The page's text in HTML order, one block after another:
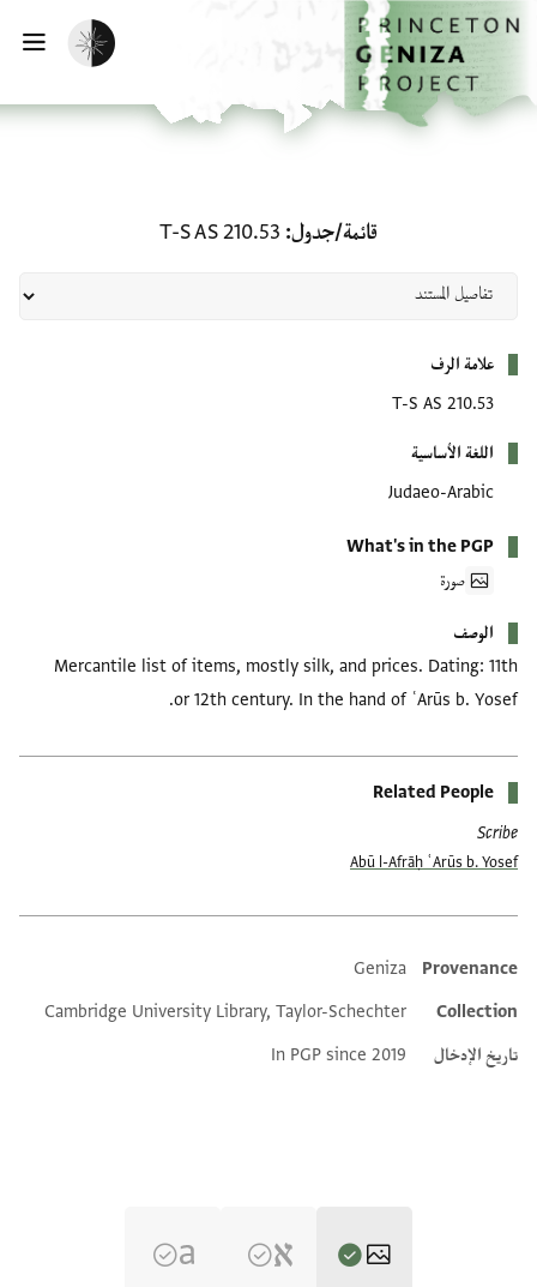
إلى المحتوى الرئيسي
الرئيسية
تفعيل الوضع المظلم
قائمة/جدول T-S AS 210.53
علامة الرف
T-S AS 210.53
اللغة الأساسية
Judaeo-Arabic
What's in the PGP
صورة
الوصف
Mercantile list of items, mostly silk, and prices. Dating: 11th
or 12th century. In the hand of ʿArūs b. Yosef.
Related People
Scribe
Abū l-Afrāḥ ʿArūs b. Yosef
Additional metadata
Provenance
Geniza
Collection
Cambridge University Library, Taylor-Schechter
تاريخ الإدخال
In PGP since 2019